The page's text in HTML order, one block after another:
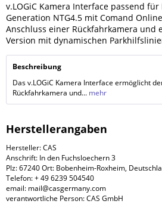
v.LOGiC Kamera Interface passend
Generation NTG4.5 mit Comand
Anschluss einer Rückfahrkamera und
Version mit dynamischen
Beschreibung
Das v.LOGiC Kamera Interface ermöglicht
Rückfahrkamera und... mehr
Herstellerangaben
Hersteller: CAS
Anschrift: In den Fuchsloechern 3
Plz: 67240 Ort: Bobenheim-Roxheim,
Telefon: + 49 6239 504540
email: mail@casgermany.com
verantwortliche Person: CAS GmbH